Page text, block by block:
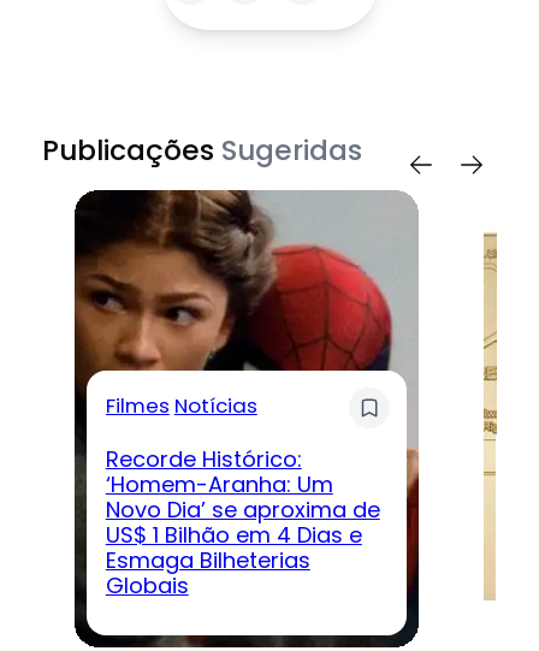
Publicações Sugeridas
Filmes Notícias
Recorde Histórico:
‘Homem-Aranha: Um
Novo Dia’ se aproxima de
US$ 1 Bilhão em 4 Dias e
Esmaga Bilheterias
Globais